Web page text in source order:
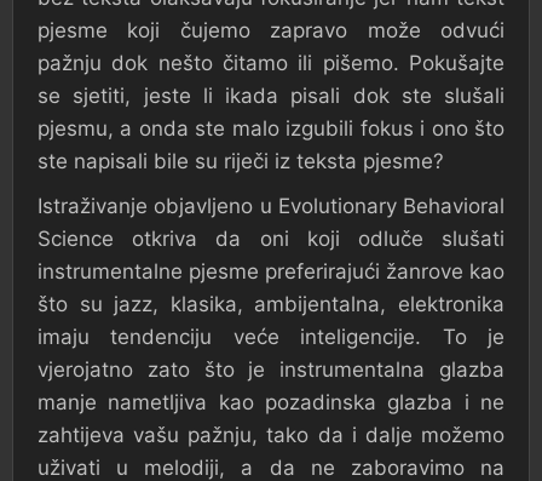
pjesme koji čujemo zapravo može odvući
pažnju dok nešto čitamo ili pišemo. Pokušajte
se sjetiti, jeste li ikada pisali dok ste slušali
pjesmu, a onda ste malo izgubili fokus i ono što
ste napisali bile su riječi iz teksta pjesme?
Istraživanje objavljeno u Evolutionary Behavioral
Science otkriva da oni koji odluče slušati
instrumentalne pjesme preferirajući žanrove kao
što su jazz, klasika, ambijentalna, elektronika
imaju tendenciju veće inteligencije. To je
vjerojatno zato što je instrumentalna glazba
manje nametljiva kao pozadinska glazba i ne
zahtijeva vašu pažnju, tako da i dalje možemo
uživati ​​u melodiji, a da ne zaboravimo na